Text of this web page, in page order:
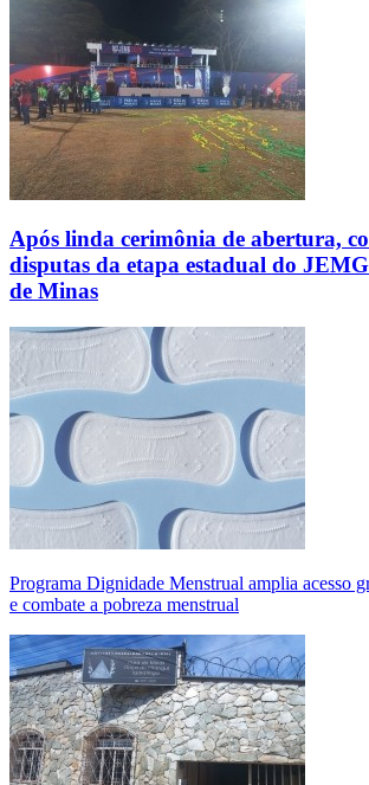
Após linda cerimônia de abertura,
disputas da etapa estadual do
de Minas
Programa Dignidade Menstrual amplia acesso
e combate a pobreza menstrual